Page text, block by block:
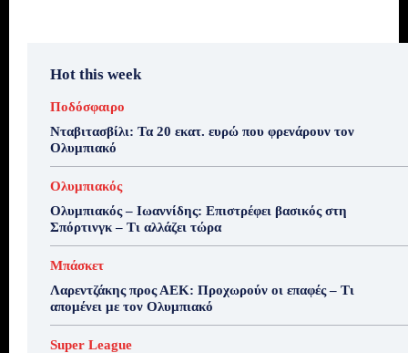
Hot this week
Ποδόσφαιρο
Νταβιτασβίλι: Τα 20 εκατ. ευρώ που φρενάρουν τον
Ολυμπιακό
Ολυμπιακός
Ολυμπιακός – Ιωαννίδης: Επιστρέφει βασικός στη
Σπόρτινγκ – Τι αλλάζει τώρα
Μπάσκετ
Λαρεντζάκης προς ΑΕΚ: Προχωρούν οι επαφές – Τι
απομένει με τον Ολυμπιακό
Super League